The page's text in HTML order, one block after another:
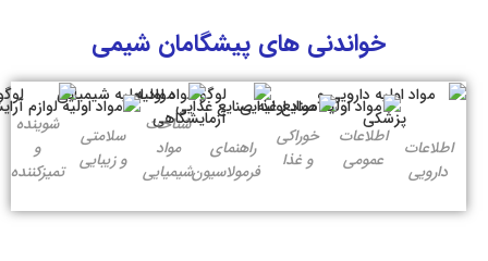
خواندنی های پیشگامان شیمی
اطلاعات
دارویی
اطلاعات
عمومی
خوراکی
و غذا
راهنمای
فرمولاسیون
شناخت
مواد
شیمیایی
سلامتی
و زیبایی
شوینده
و
تمیزکننده